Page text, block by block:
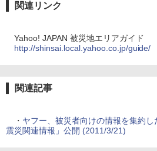
関連リンク
Yahoo! JAPAN 被災地エリアガイド
http://shinsai.local.yahoo.co.jp/guide/
関連記事
・ ヤフー、被災者向けの情報を集約し
震災関連情報」公開 (2011/3/21)